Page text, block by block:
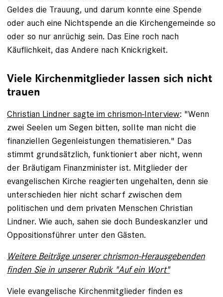
Geldes die Trauung, und darum konnte eine Spende
oder auch eine Nichtspende an die Kirchengemeinde so
oder so nur anrüchig sein. Das Eine roch nach
Käuflichkeit, das Andere nach Knickrigkeit.
Viele Kirchenmitglieder lassen sich nicht
trauen
Christian Lindner sagte im chrismon-Interview: "Wenn
zwei Seelen um Segen bitten, sollte man nicht die
finanziellen Gegenleistungen thematisieren." Das
stimmt grundsätzlich, funktioniert aber nicht, wenn
der Bräutigam Finanzminister ist. Mitglieder der
evangelischen Kirche reagierten ungehalten, denn sie
unterschieden hier nicht scharf zwischen dem
politischen und dem privaten Menschen Christian
Lindner. Wie auch, sahen sie doch Bundeskanzler und
Oppositionsführer unter den Gästen.
Weitere Beiträge unserer chrismon-Herausgebenden
finden Sie in unserer Rubrik "Auf ein Wort"
Viele evangelische Kirchenmitglieder finden es